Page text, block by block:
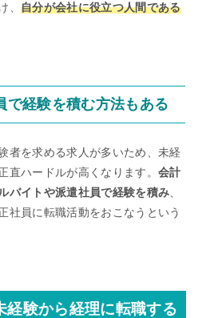
、 自分が会社に役立つ人間である
で経験を積む方法もある
者を求める求人が多いため、未経
直ハードルが高くなります。会計
バイトや派遣社員で経験を積み
社員に転職活動をおこなうという
経験から経理に転職する